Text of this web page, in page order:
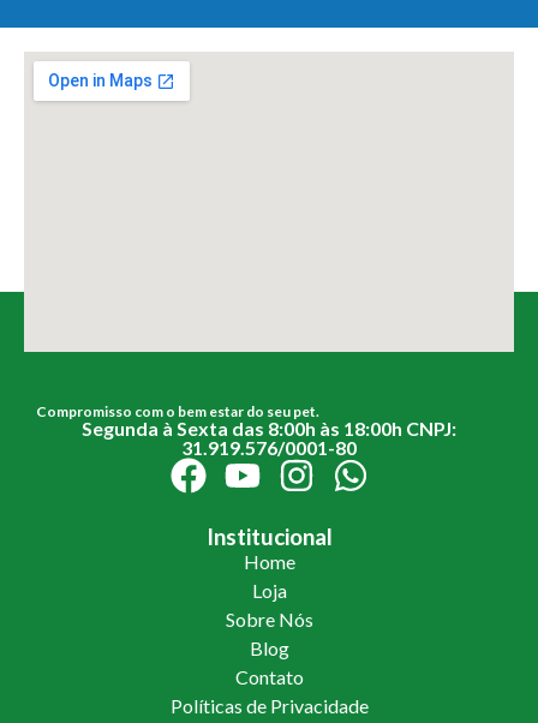
Compromisso com o bem estar do seu pet.
Segunda à Sexta das 8:00h às 18:00h CNPJ:
31.919.576/0001-80
Institucional
Home
Loja
Sobre Nós
Blog
Contato
Políticas de Privacidade